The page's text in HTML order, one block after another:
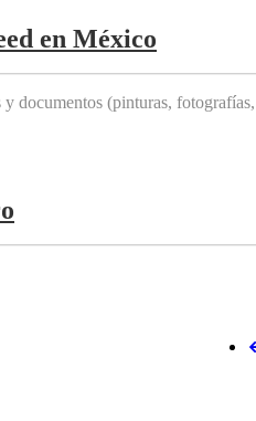
en México
documentos (pinturas,